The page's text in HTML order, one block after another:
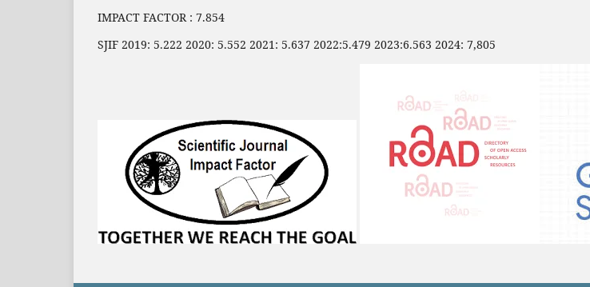
IMPACT FACTOR : 7.854
SJIF 2019: 5.222 2020: 5.552 2021: 5.637 2022:5.479 2023:6.563 2024: 7,805